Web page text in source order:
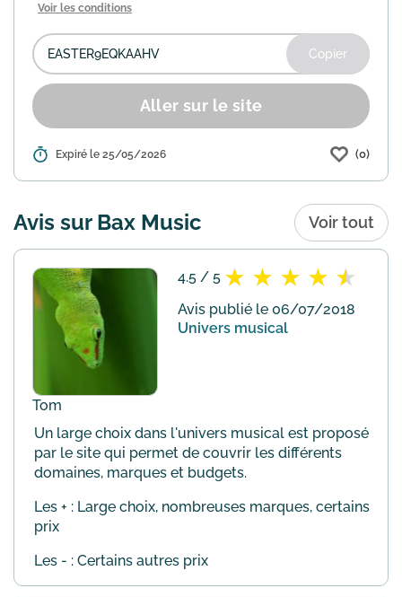
Voir les conditions
Copier
Aller sur le site
Détails : Bax-shop.fr propose une offre spéciale
EASTER9EQKAAHV lors du paiement
pour bénéficier de cette remise. Cet...En
savoir plus
Expiré le 25/05/2026 (0)
Avis sur Bax Music Voir tout
Tom
4.5 / 5
Avis publié le 06/07/2018
Univers musical
Un large choix dans l'univers musical est proposé
par le site qui permet de couvrir les différents
domaines, marques et budgets.
Les + : Large choix, nombreuses marques, certains
prix
Les - : Certains autres prix